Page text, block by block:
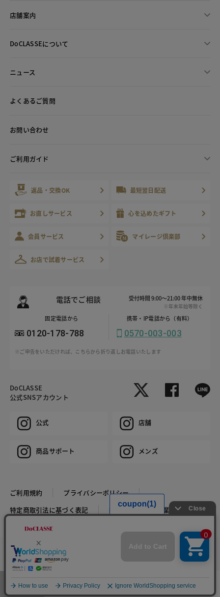
カラー・サイズを選択する
店舗案内
DoCLASSEについて
ニュース
よくあるご質問
お問い合わせ
ご利用ガイド
返品・交換OK 最短翌日配送
お直しサービス 心を込めたギフト
会員サービス マイレージ倶楽部
お店で試着サービス
電話でご相談 受付時間 9:00～21:00 年中無休
※年末年始等除く
固定電話から
0120-178-788
携帯・IP電話から（有料）
0570-003-003
※ご申告をいただければ、こちらから折り返しお電話いたします
DoCLASSE
公式SNSアカウント
公式 店舗
商品サポート メンズ
ご利用規約
プライバシーポリシー
特定商取引法に基づく表記
推奨環境 企業情報
COPYRIGHT © DoCLASSE ALL RIGHTS RESERVED.